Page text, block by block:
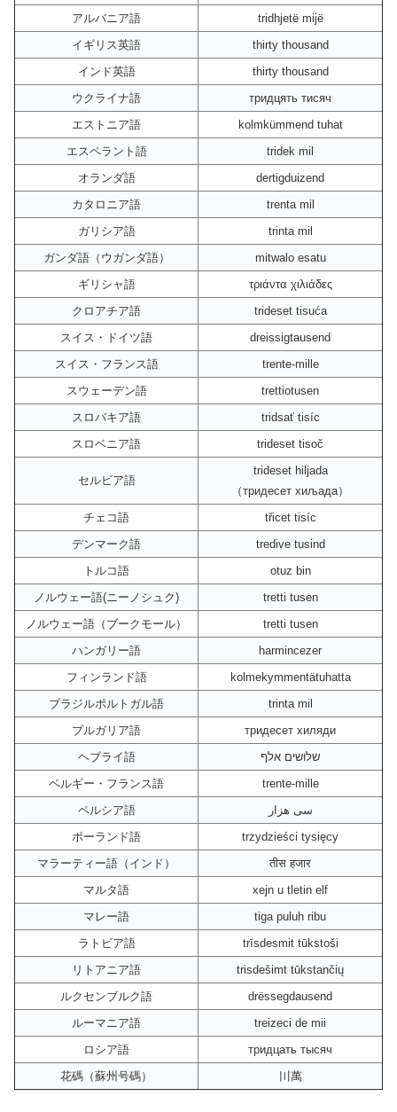
アルバニア語
tridhjetë mijë
イギリス英語
thirty thousand
インド英語
thirty thousand
ウクライナ語
тридцять тисяч
エストニア語
kolmkümmend tuhat
エスペラント語
tridek mil
オランダ語
dertigduizend
カタロニア語
trenta mil
ガリシア語
trinta mil
ガンダ語（ウガンダ語）
mitwalo esatu
ギリシャ語
τριάντα χιλιάδες
クロアチア語
trideset tisuća
スイス・ドイツ語
dreissigtausend
スイス・フランス語
trente-mille
スウェーデン語
trettiotusen
スロバキア語
tridsať tisíc
スロベニア語
trideset tisoč
セルビア語
trideset hiljada
（тридесет хиљада）
チェコ語
třicet tisíc
デンマーク語
tredive tusind
トルコ語
otuz bin
ノルウェー語(ニーノシュク)
tretti tusen
ノルウェー語（ブークモール）
tretti tusen
ハンガリー語
harmincezer
フィンランド語
kolmekymmentätuhatta
ブラジルポルトガル語
trinta mil
ブルガリア語
тридесет хиляди
ヘブライ語
שלושים אלף
ベルギー・フランス語
trente-mille
ペルシア語
سی هزار
ポーランド語
trzydzieści tysięcy
マラーティー語（インド）
तीस हजार
マルタ語
xejn u tletin elf
マレー語
tiga puluh ribu
ラトビア語
trīsdesmit tūkstoši
リトアニア語
trisdešimt tūkstančių
ルクセンブルク語
drëssegdausend
ルーマニア語
treizeci de mii
ロシア語
тридцать тысяч
花碼（蘇州号碼）
〣萬